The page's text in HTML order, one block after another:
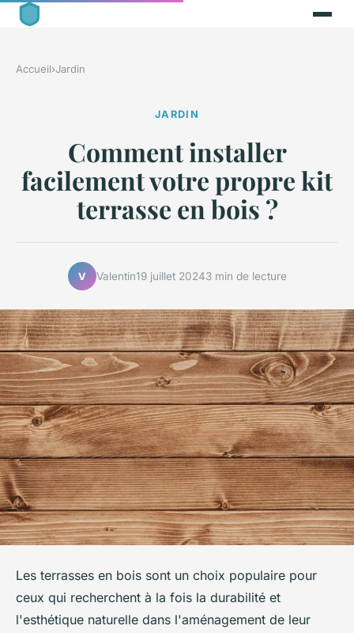
Accueil›Jardin
JARDIN
Comment installer
facilement votre propre kit
terrasse en bois ?
V Valentin19 juillet 20243 min de lecture
Les terrasses en bois sont un choix populaire pour
ceux qui recherchent à la fois la durabilité et
l'esthétique naturelle dans l'aménagement de leur